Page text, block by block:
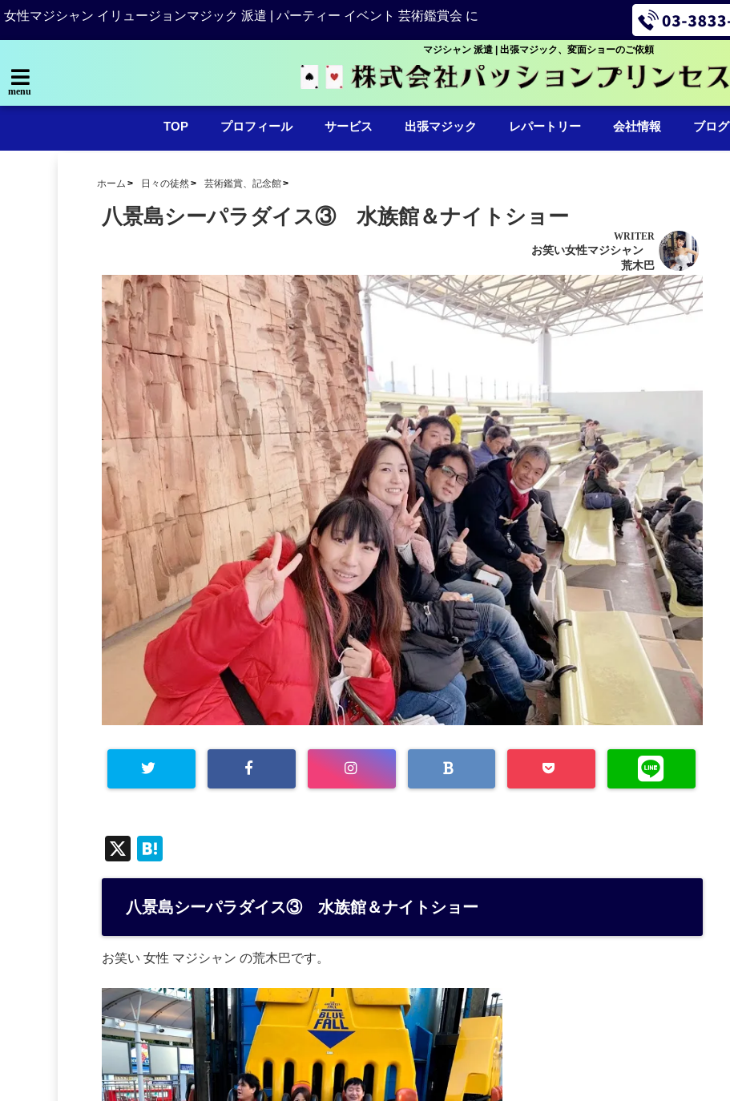
女性マジシャン イリュージョンマジック 派遣 | パーティー イベント 芸術鑑賞会 に
マジシャン 派遣 | 出張マジック、変面ショーのご依頼
menu
TOP プロフィール サービス 出張マジック レパートリー 会社情報 ブログ
ホーム 日々の徒然 芸術鑑賞、記念館
八景島シーパラダイス③ 水族館＆ナイトショー
WRITER
お笑い女性マジシャン
荒木巴
X
at
e
a
八景島シーパラダイス③ 水族館＆ナイトショー
お笑い 女性 マジシャン の荒木巴です。